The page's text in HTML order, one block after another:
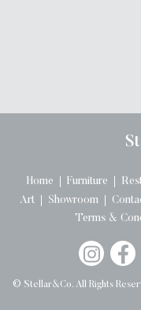
Home Furniture
Art
Showroom
Terms &
© Stellar&Co. All Rights